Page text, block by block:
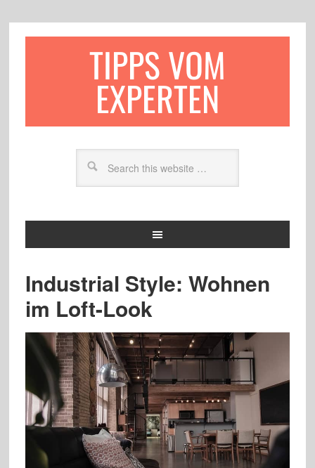
TIPPS VOM
EXPERTEN
Industrial Style: Wohnen
im Loft-Look